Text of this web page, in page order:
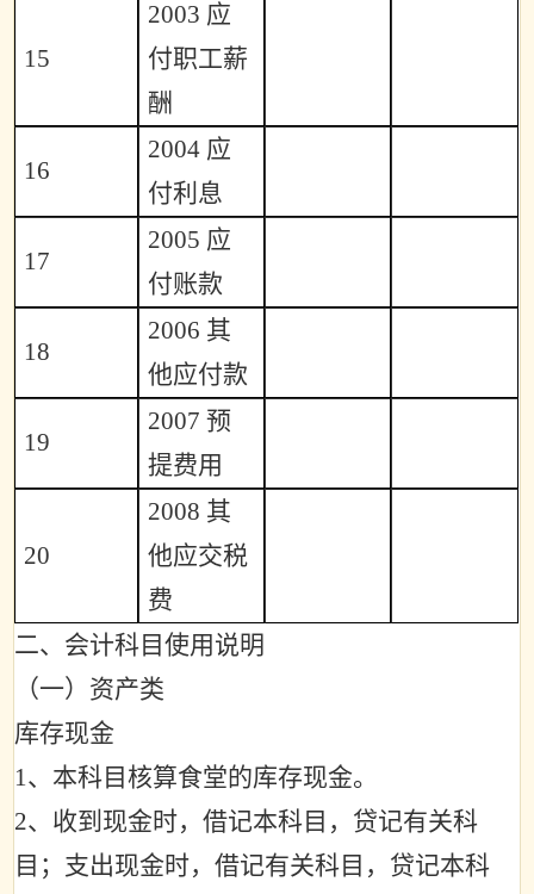
15
2003 应
付职工薪
酬
16
2004 应
付利息
17
2005 应
付账款
18
2006 其
他应付款
19
2007预
提费用
20
2008 其
他应交税
费
二、会计科目使用说明
（一）资产类
库存现金
1、本科目核算食堂的库存现金。
2、收到现金时，借记本科目，贷记有关科
目；支出现金时，借记有关科目，贷记本科